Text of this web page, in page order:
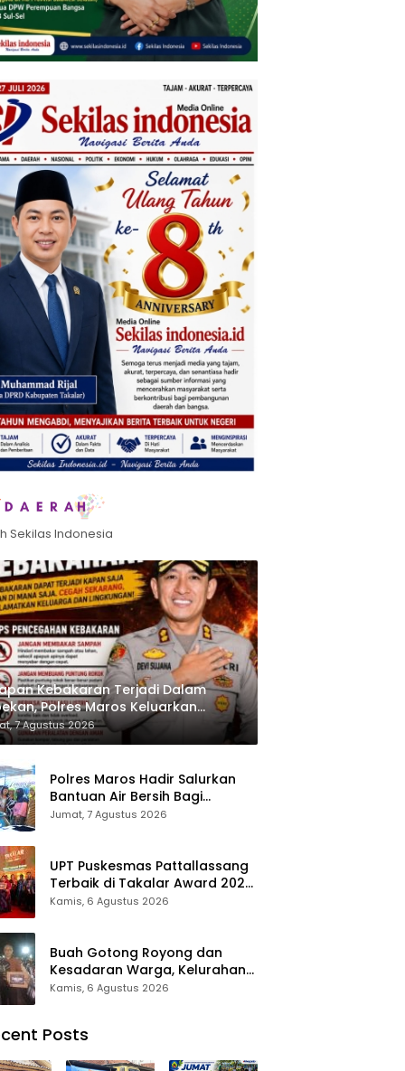
Sekilas Indonesia
Kebakaran Terjadi Dalam
Polres Maros Keluarkan
kepada Masyarakat
7 Agustus 2026
Polres Maros Hadir Salurkan
Bantuan Air Bersih Bagi
Masyarakat Terdampak Krisis
Jumat, 7 Agustus 2026
UPT Puskesmas Pattallassang
Terbaik di Takalar Award 2026,
Bukti Komitmen Hadirkan
Kamis, 6 Agustus 2026
Buah Gotong Royong dan
Kesadaran Warga, Kelurahan
Patte’ne Menjadi Bintang
Kamis, 6 Agustus 2026
Posts